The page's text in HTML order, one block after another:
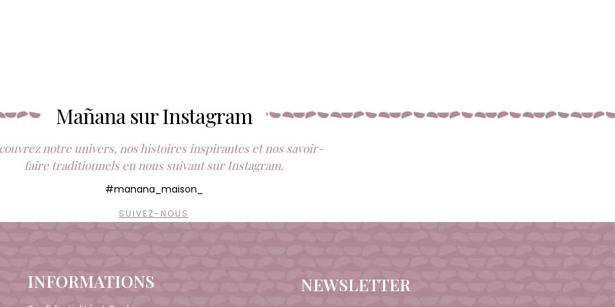
Mañana sur Instagram
notre univers, nos histoires inspirantes et nos savoir-
faire traditionnels en nous suivant sur Instagram.
#manana_maison_
SUIVEZ-NOUS
INFORMATIONS NEWSLETTER